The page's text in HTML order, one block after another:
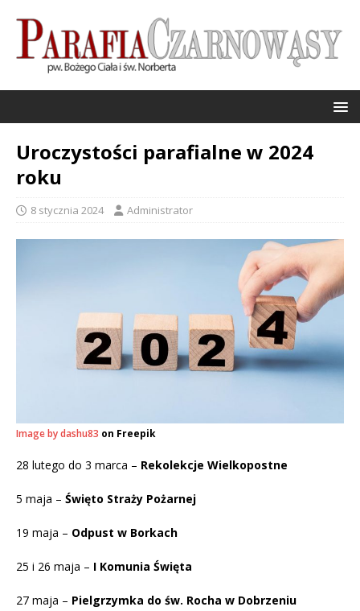
Uroczystości parafialne w 2024
roku
8 stycznia 2024 Administrator
Image by dashu83 on Freepik
28 lutego do 3 marca – Rekolekcje Wielkopostne
5 maja – Święto Straży Pożarnej
19 maja – Odpust w Borkach
25 i 26 maja – I Komunia Święta
27 maja – Pielgrzymka do św. Rocha w Dobrzeniu